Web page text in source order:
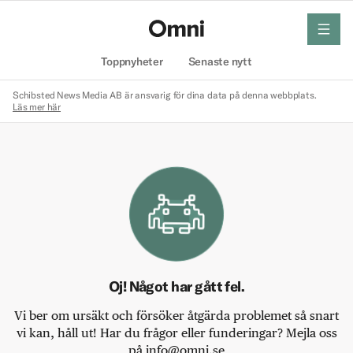
Toppnyheter Senaste nytt
meny
Schibsted News Media AB är ansvarig för dina data på denna webbplats.
Läs mer här
Oj! Något har gått fel.
Vi ber om ursäkt och försöker åtgärda problemet så snart
vi kan, håll ut! Har du frågor eller funderingar? Mejla oss